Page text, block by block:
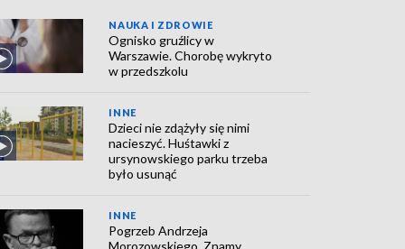
NAUKA I ZDROWIE
Ognisko gruźlicy w
Warszawie. Chorobę wykryto
w przedszkolu
INNE
Dzieci nie zdążyły się nimi
nacieszyć. Huśtawki z
ursynowskiego parku trzeba
było usunąć
INNE
Pogrzeb Andrzeja
Morozowskiego. Znamy